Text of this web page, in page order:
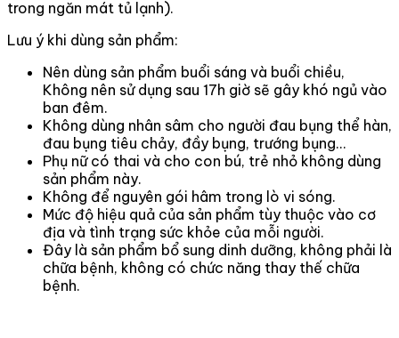
trong ngăn mát tủ lạnh).
Lưu ý khi dùng sản phẩm:
Nên dùng sản phẩm buổi sáng và buổi chiều,
Không nên sử dụng sau 17h giờ sẽ gây khó ngủ vào
ban đêm.
Không dùng nhân sâm cho người đau bụng thể hàn,
đau bụng tiêu chảy, đầy bụng, trướng bụng…
Phụ nữ có thai và cho con bú, trẻ nhỏ không dùng
sản phẩm này.
Không để nguyên gói hâm trong lò vi sóng.
Mức độ hiệu quả của sản phẩm tùy thuộc vào cơ
địa và tình trạng sức khỏe của mỗi người.
Đây là sản phẩm bổ sung dinh dưỡng, không phải là
chữa bệnh, không có chức năng thay thế chữa
bệnh.